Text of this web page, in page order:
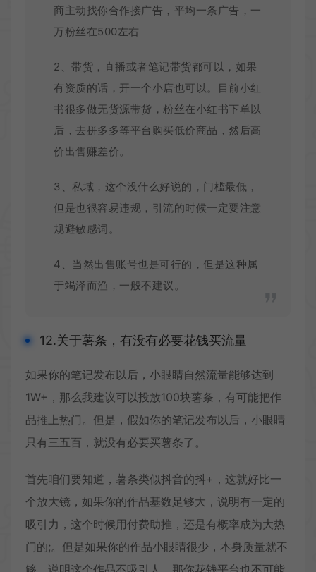
商主动找你合作接广告，平均一条广告，一
万粉丝在500左右
2、带货，直播或者笔记带货都可以，如果
有资质的话，开一个小店也可以。目前小红
书很多做无货源带货，粉丝在小红书下单以
后，去拼多多等平台购买低价商品，然后高
价出售赚差价。
3、私域，这个没什么好说的，门槛最低，
但是也很容易违规，引流的时候一定要注意
规避敏感词。
4、当然出售账号也是可行的，但是这种属
于竭泽而渔，一般不建议。
12.关于薯条，有没有必要花钱买流量
如果你的笔记发布以后，小眼睛自然流量能够达到
1W+，那么我建议可以投放100块薯条，有可能把作
品推上热门。但是，假如你的笔记发布以后，小眼睛
只有三五百，就没有必要买薯条了。
首先咱们要知道，薯条类似抖音的抖+，这就好比一
个放大镜，如果你的作品基数足够大，说明有一定的
吸引力，这个时候用付费助推，还是有概率成为大热
门的;。但是如果你的作品小眼睛很少，本身质量就不
够，说明这个作品不吸引人，那你花钱平台也不可能